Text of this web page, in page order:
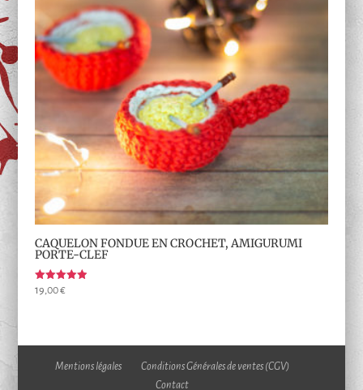
CAQUELON FONDUE EN CROCHET, AMIGURUMI
PORTE-CLEF
Note
5.00
19,00€
Mentions légales
Conditions Générales de ventes (CGV)
Contact